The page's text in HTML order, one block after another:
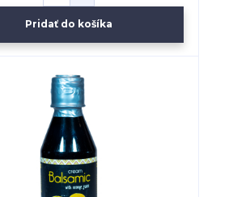
Pridať do košíka